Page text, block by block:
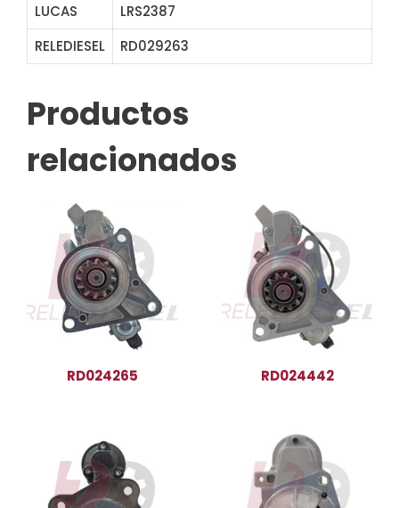
LUCAS
LRS2387
RELEDIESEL
RD029263
Productos
relacionados
RD024265 RD024442